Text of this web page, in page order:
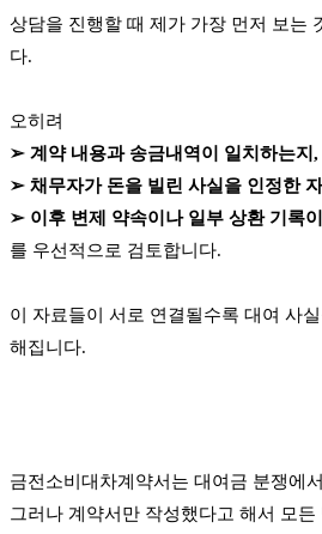
상담을 진행할 때 제가 가장 먼저 보는
다.
오히려
➢ 계약 내용과 송금내역이 일치하는지,
➢ 채무자가 돈을 빌린 사실을 인정한
➢ 이후 변제 약속이나 일부 상환 기록
를 우선적으로 검토합니다.
이 자료들이 서로 연결될수록 대여 사
해집니다.
금전소비대차계약서는 대여금 분쟁에
그러나 계약서만 작성했다고 해서 모